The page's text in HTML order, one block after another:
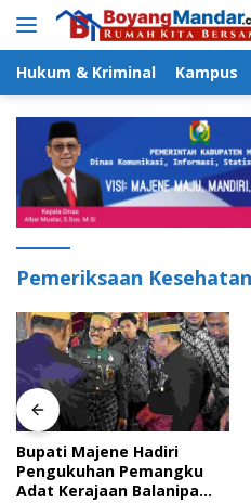
Langsung
Hukum & Kriminal Kampus
Pemeriksaan
Bupati Majene Hadiri
Pengukuhan Pemangku
Adat Kerajaan Balanipa